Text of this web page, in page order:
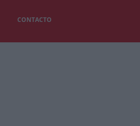
CONTACTO